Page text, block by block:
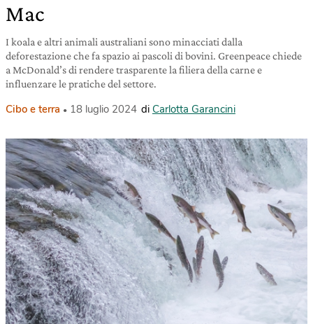
Mac
I koala e altri animali australiani sono minacciati dalla
deforestazione che fa spazio ai pascoli di bovini. Greenpeace chiede
a McDonald’s di rendere trasparente la filiera della carne e
influenzare le pratiche del settore.
Cibo e terra 18 luglio 2024 di Carlotta Garancini